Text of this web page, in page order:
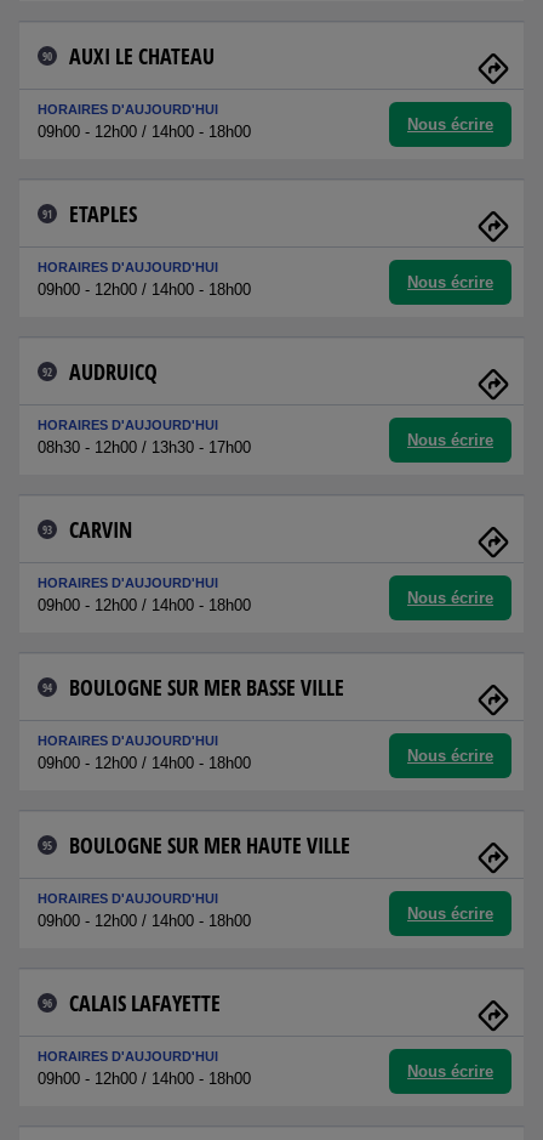
90 AUXI LE CHATEAU
HORAIRES D'AUJOURD'HUI
09h00 - 12h00 / 14h00 - 18h00 Nous écrire
91 ETAPLES
HORAIRES D'AUJOURD'HUI
09h00 - 12h00 / 14h00 - 18h00 Nous écrire
92 AUDRUICQ
HORAIRES D'AUJOURD'HUI
08h30 - 12h00 / 13h30 - 17h00 Nous écrire
93 CARVIN
HORAIRES D'AUJOURD'HUI
09h00 - 12h00 / 14h00 - 18h00 Nous écrire
94 BOULOGNE SUR MER BASSE VILLE
HORAIRES D'AUJOURD'HUI
09h00 - 12h00 / 14h00 - 18h00 Nous écrire
95 BOULOGNE SUR MER HAUTE VILLE
HORAIRES D'AUJOURD'HUI
09h00 - 12h00 / 14h00 - 18h00 Nous écrire
96 CALAIS LAFAYETTE
HORAIRES D'AUJOURD'HUI
09h00 - 12h00 / 14h00 - 18h00 Nous écrire